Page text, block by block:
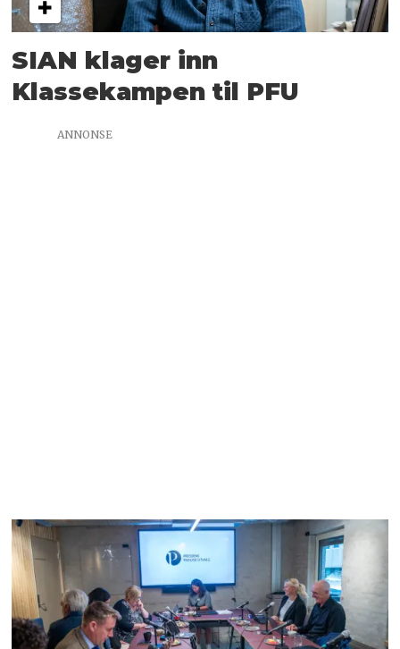
SIAN klager inn
Klassekampen til PFU
ANNONSE